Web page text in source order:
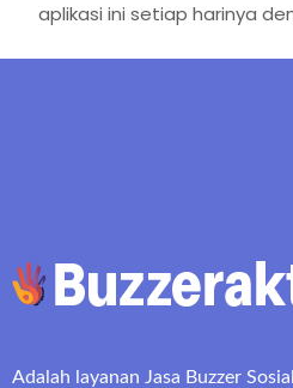
aplikasi ini setiap harinya
Adalah layanan Jasa Buzzer